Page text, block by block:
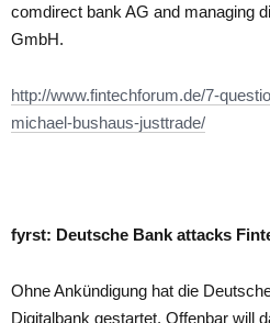
comdirect bank AG and managing
GmbH.
http://www.fintechforum.de/7-
michael-bushaus-justtrade/
fyrst: Deutsche Bank attacks
Ohne Ankündigung hat die
Digitalbank gestartet. Offenbar will